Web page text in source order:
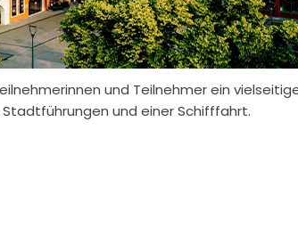
und Teilnehmer ein
Stadtführungen und einer Schifffahrt.